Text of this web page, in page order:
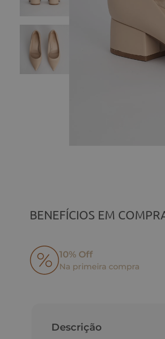
BENEFÍCIOS EM
10% Off
Na primeira compra
Descrição